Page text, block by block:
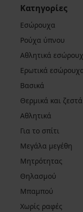
Κατηγορίες
Εσώρουχα
Ρούχα ύπνου
Αθλητικά
Ερωτικά
Βασικά
Θερμικά και ζεστά
Αθλητικά
Για το σπίτι
Μεγάλα μεγέθη
Μητρότητας
Θηλασμού
Μπαμπού
Χωρίς ραφές